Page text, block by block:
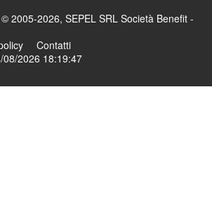
2026, SEPEL SRL Società Benefit -
Contatti
08/2026 18:19:47